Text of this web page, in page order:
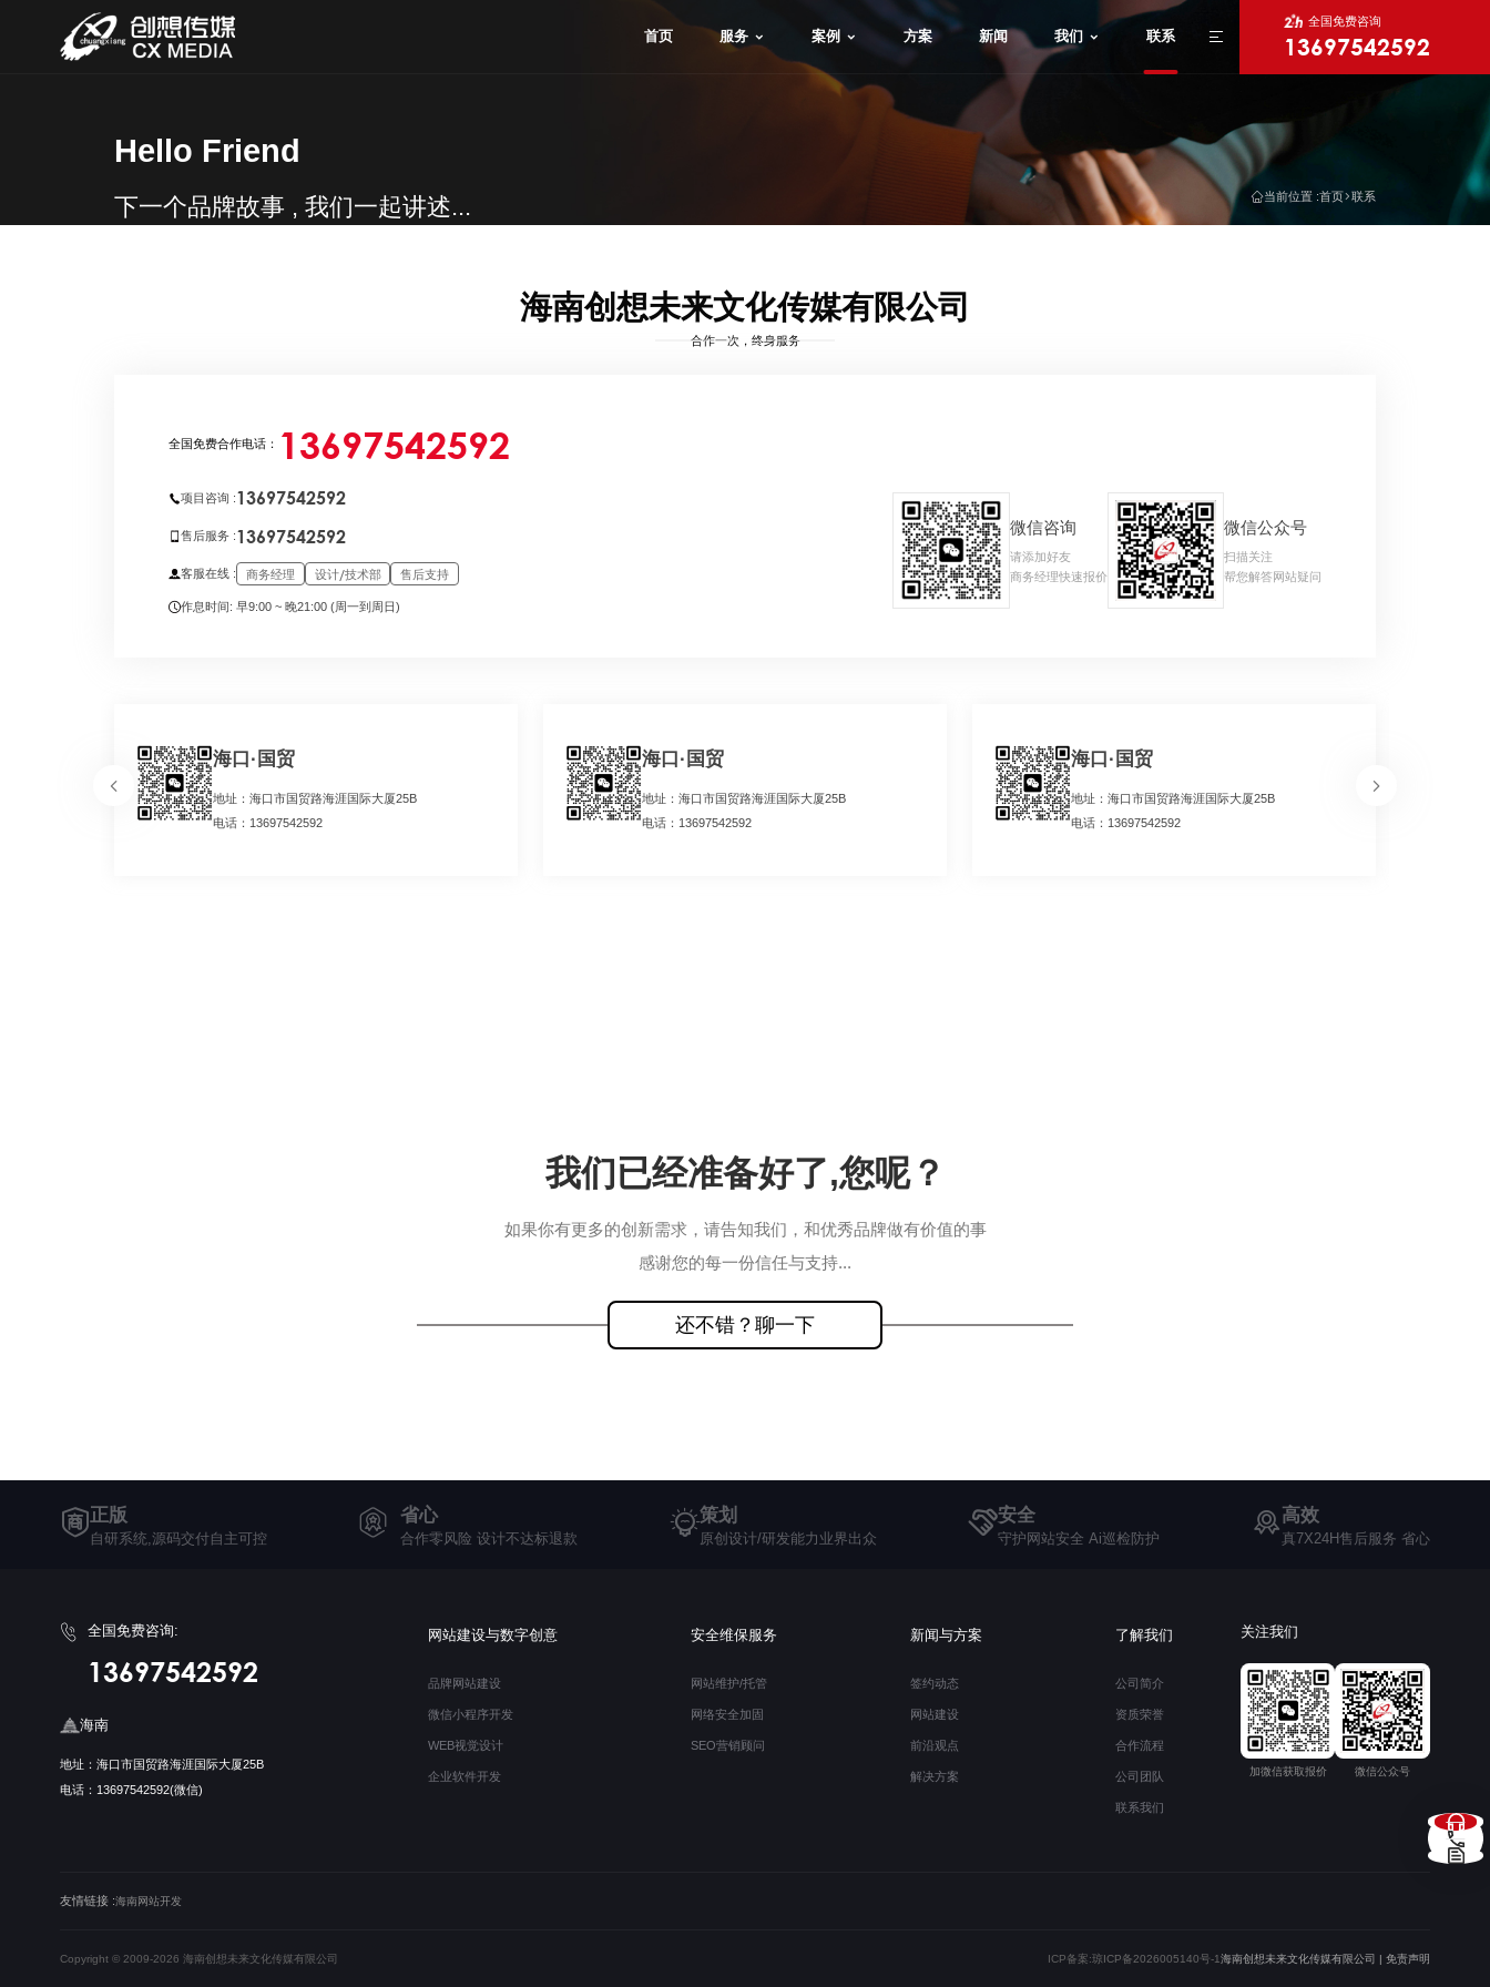
首页 服务 案例 方案 新闻 我们 联系
全国免费咨询
13697542592
Hello Friend
下一个品牌故事 , 我们一起讲述... 当前位置 :首页 联系
海南创想未来文化传媒有限公司
合作一次，终身服务
全国免费合作电话： 13697542592
项目咨询 :13697542592
售后服务 :13697542592
客服在线 : 商务经理 设计/技术部 售后支持
作息时间: 早9:00 ~ 晚21:00 (周一到周日)
微信咨询
请添加好友
商务经理快速报价
微信公众号
扫描关注
帮您解答网站疑问
海口·国贸
地址：海口市国贸路海涯国际大厦25B
电话：13697542592
海口·国贸
地址：海口市国贸路海涯国际大厦25B
电话：13697542592
海口·国贸
地址：海口市国贸路海涯国际大厦25B
电话：13697542592
我们已经准备好了,您呢？
如果你有更多的创新需求，请告知我们，和优秀品牌做有价值的事
感谢您的每一份信任与支持...
还不错？聊一下
正版
自研系统,源码交付自主可控
省心
合作零风险 设计不达标退款
策划
原创设计/研发能力业界出众
安全
守护网站安全 Ai巡检防护
高效
真7X24H售后服务 省心
全国免费咨询:
13697542592
海南
地址：海口市国贸路海涯国际大厦25B
电话：13697542592(微信)
网站建设与数字创意
品牌网站建设
微信小程序开发
WEB视觉设计
企业软件开发
安全维保服务
网站维护/托管
网络安全加固
SEO营销顾问
新闻与方案
签约动态
网站建设
前沿观点
解决方案
了解我们
公司简介
资质荣誉
合作流程
公司团队
联系我们
关注我们
加微信获取报价 微信公众号
友情链接 :海南网站开发
Copyright © 2009-2026 海南创想未来文化传媒有限公司 ICP备案:琼ICP备2026005140号-1海南创想未来文化传媒有限公司 | 免责声明